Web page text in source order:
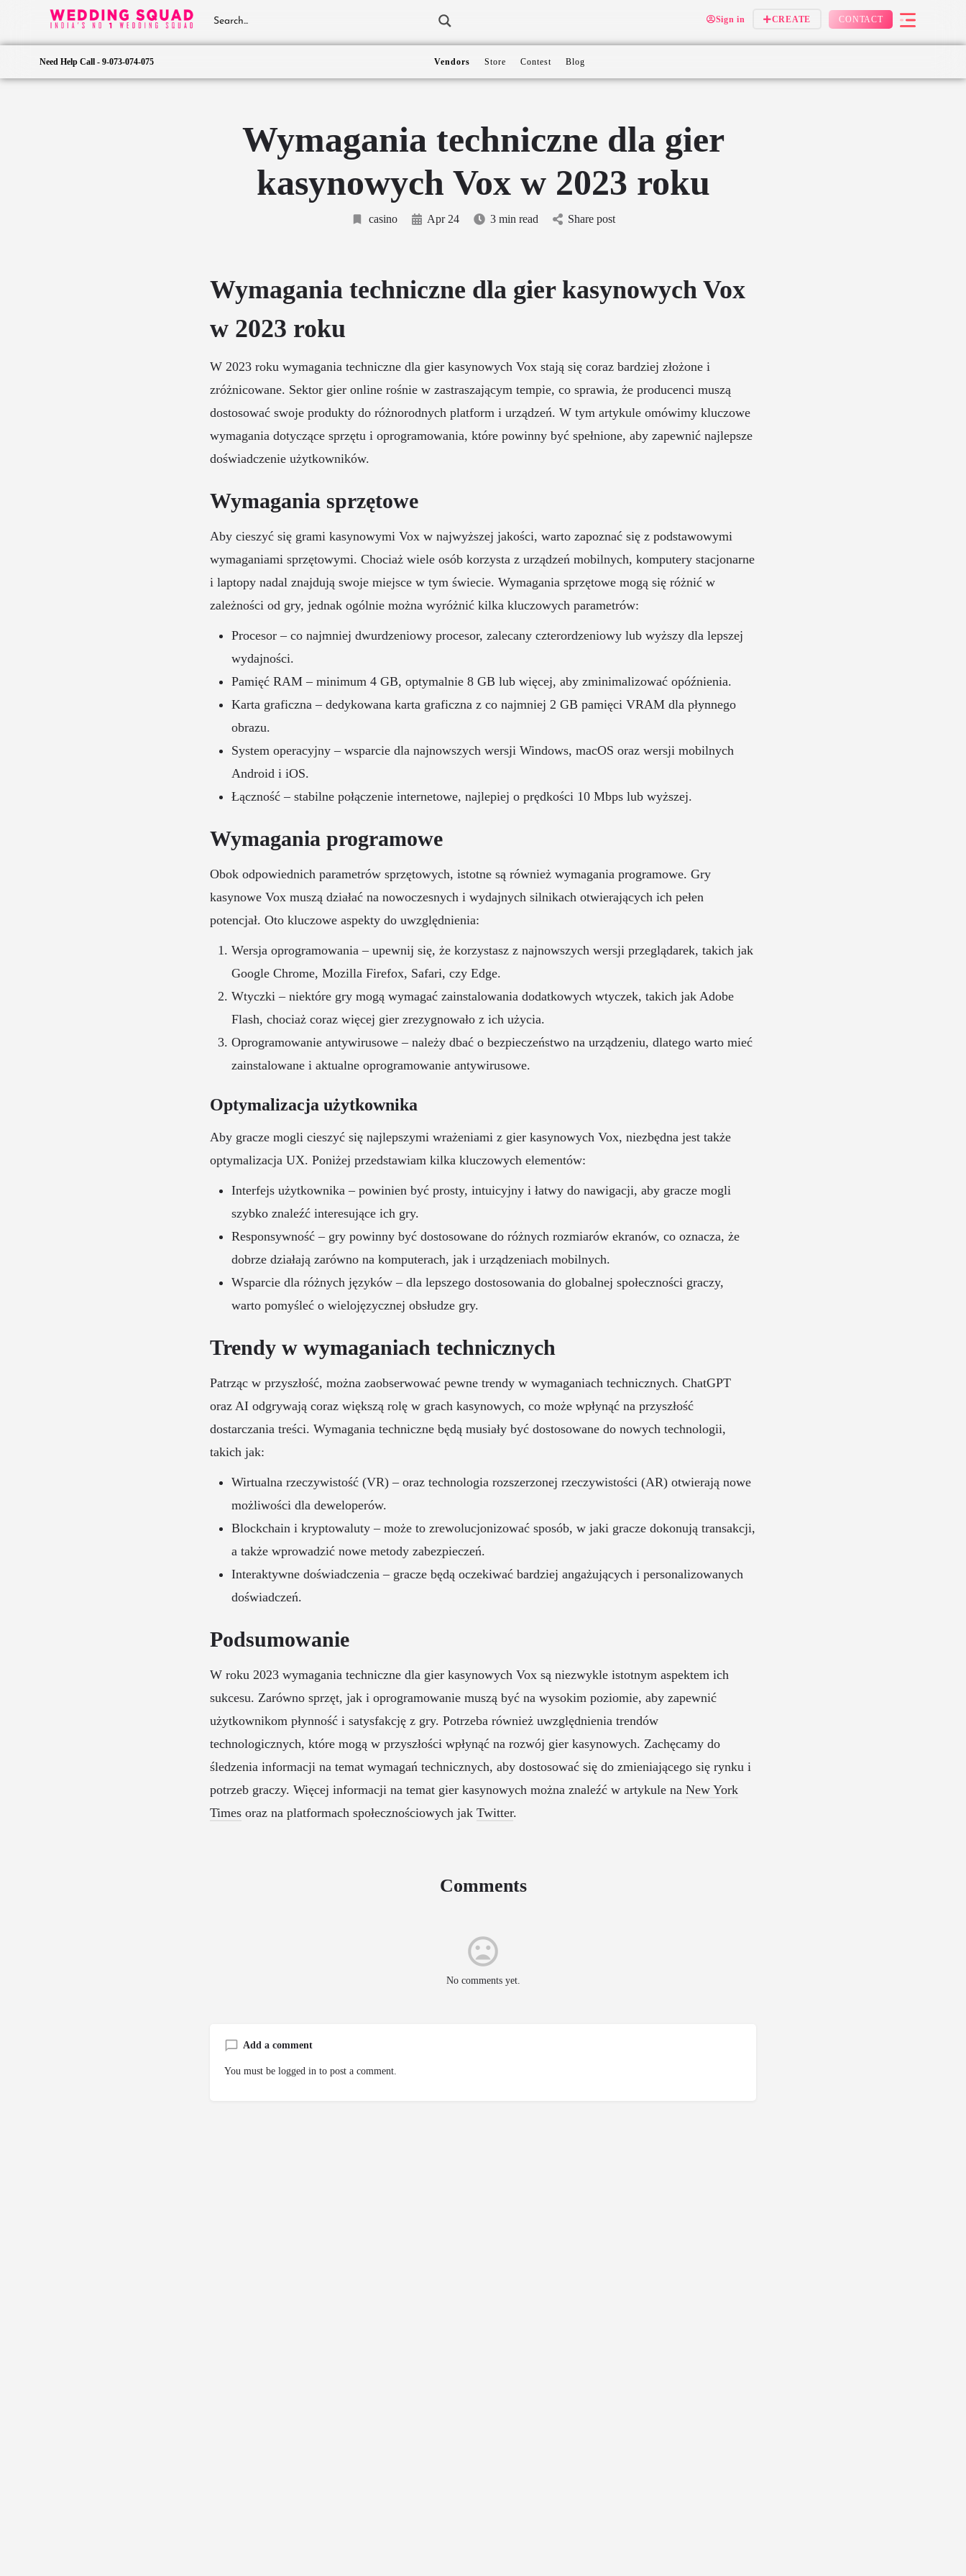
Sign in CREATE CONTACT
Need Help Call - 9-073-074-075 Vendors Store Contest Blog
Wymagania techniczne dla gier
kasynowych Vox w 2023 roku
casino Apr 24 3 min read Share post
Wymagania techniczne dla gier kasynowych Vox
w 2023 roku
W 2023 roku wymagania techniczne dla gier kasynowych Vox stają się coraz bardziej złożone i
zróżnicowane. Sektor gier online rośnie w zastraszającym tempie, co sprawia, że producenci muszą
dostosować swoje produkty do różnorodnych platform i urządzeń. W tym artykule omówimy kluczowe
wymagania dotyczące sprzętu i oprogramowania, które powinny być spełnione, aby zapewnić najlepsze
doświadczenie użytkowników.
Wymagania sprzętowe
Aby cieszyć się grami kasynowymi Vox w najwyższej jakości, warto zapoznać się z podstawowymi
wymaganiami sprzętowymi. Chociaż wiele osób korzysta z urządzeń mobilnych, komputery stacjonarne
i laptopy nadal znajdują swoje miejsce w tym świecie. Wymagania sprzętowe mogą się różnić w
zależności od gry, jednak ogólnie można wyróżnić kilka kluczowych parametrów:
Procesor – co najmniej dwurdzeniowy procesor, zalecany czterordzeniowy lub wyższy dla lepszej
wydajności.
Pamięć RAM – minimum 4 GB, optymalnie 8 GB lub więcej, aby zminimalizować opóźnienia.
Karta graficzna – dedykowana karta graficzna z co najmniej 2 GB pamięci VRAM dla płynnego
obrazu.
System operacyjny – wsparcie dla najnowszych wersji Windows, macOS oraz wersji mobilnych
Android i iOS.
Łączność – stabilne połączenie internetowe, najlepiej o prędkości 10 Mbps lub wyższej.
Wymagania programowe
Obok odpowiednich parametrów sprzętowych, istotne są również wymagania programowe. Gry
kasynowe Vox muszą działać na nowoczesnych i wydajnych silnikach otwierających ich pełen
potencjał. Oto kluczowe aspekty do uwzględnienia:
Wersja oprogramowania – upewnij się, że korzystasz z najnowszych wersji przeglądarek, takich jak
Google Chrome, Mozilla Firefox, Safari, czy Edge.
Wtyczki – niektóre gry mogą wymagać zainstalowania dodatkowych wtyczek, takich jak Adobe
Flash, chociaż coraz więcej gier zrezygnowało z ich użycia.
Oprogramowanie antywirusowe – należy dbać o bezpieczeństwo na urządzeniu, dlatego warto mieć
zainstalowane i aktualne oprogramowanie antywirusowe.
Optymalizacja użytkownika
Aby gracze mogli cieszyć się najlepszymi wrażeniami z gier kasynowych Vox, niezbędna jest także
optymalizacja UX. Poniżej przedstawiam kilka kluczowych elementów:
Interfejs użytkownika – powinien być prosty, intuicyjny i łatwy do nawigacji, aby gracze mogli
szybko znaleźć interesujące ich gry.
Responsywność – gry powinny być dostosowane do różnych rozmiarów ekranów, co oznacza, że
dobrze działają zarówno na komputerach, jak i urządzeniach mobilnych.
Wsparcie dla różnych języków – dla lepszego dostosowania do globalnej społeczności graczy,
warto pomyśleć o wielojęzycznej obsłudze gry.
Trendy w wymaganiach technicznych
Patrząc w przyszłość, można zaobserwować pewne trendy w wymaganiach technicznych. ChatGPT
oraz AI odgrywają coraz większą rolę w grach kasynowych, co może wpłynąć na przyszłość
dostarczania treści. Wymagania techniczne będą musiały być dostosowane do nowych technologii,
takich jak:
Wirtualna rzeczywistość (VR) – oraz technologia rozszerzonej rzeczywistości (AR) otwierają nowe
możliwości dla deweloperów.
Blockchain i kryptowaluty – może to zrewolucjonizować sposób, w jaki gracze dokonują transakcji,
a także wprowadzić nowe metody zabezpieczeń.
Interaktywne doświadczenia – gracze będą oczekiwać bardziej angażujących i personalizowanych
doświadczeń.
Podsumowanie
W roku 2023 wymagania techniczne dla gier kasynowych Vox są niezwykle istotnym aspektem ich
sukcesu. Zarówno sprzęt, jak i oprogramowanie muszą być na wysokim poziomie, aby zapewnić
użytkownikom płynność i satysfakcję z gry. Potrzeba również uwzględnienia trendów
technologicznych, które mogą w przyszłości wpłynąć na rozwój gier kasynowych. Zachęcamy do
śledzenia informacji na temat wymagań technicznych, aby dostosować się do zmieniającego się rynku i
potrzeb graczy. Więcej informacji na temat gier kasynowych można znaleźć w artykule na New York
Times oraz na platformach społecznościowych jak Twitter.
Comments
No comments yet.
Add a comment
You must be logged in to post a comment.